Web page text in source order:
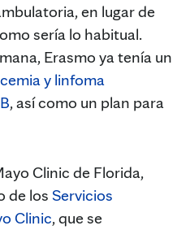
en lugar de
sería lo habitual.
Erasmo ya tenía un
y linfoma
, así como un plan para
Clinic de Florida,
de los Servicios
Clinic, que se